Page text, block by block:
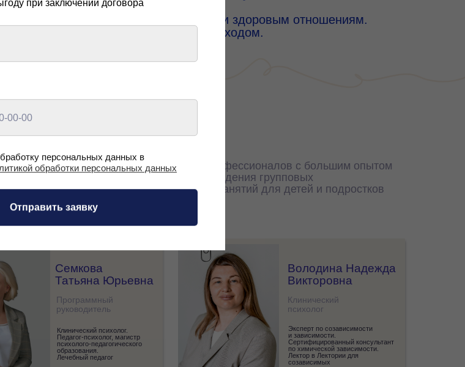
при заключении договора
персональных данных в
обработки персональных данных
Отправить заявку
подростка в путь к развитию, учебе и здоровым отношениям.
поддержкой и индивидуальным подходом.
Мы объединяем профессионалов с большим опытом
организации и проведения групповых
и индивидуальных занятий для детей и подростков
Семкова
Татьяна Юрьевна
Программный
руководитель
Клинический психолог.
Педагог-психолог, магистр
психолого-педагогического
образования.
Лечебный педагог
Володина Надежда
Викторовна
Клинический
психолог
Эксперт по созависимости
и зависимости.
Сертифицированный консультант
по химической зависимости.
Лектор в Лектории для
созависимых